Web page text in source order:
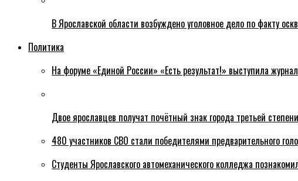
В Ярославской области возбуждено уголовное дело по факту
Политика
На форуме «Единой России» «Есть результат!» выступила
Двое ярославцев получат почётный знак города третьей степени
480 участников СВО стали победителями предварительного
Студенты Ярославского автомеханического колледжа